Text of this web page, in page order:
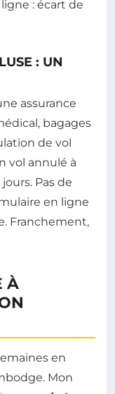
: écart de
: UN
assurance
bagages
de vol
vol annulé à
Pas de
en ligne
Franchement,
À
en
Mon